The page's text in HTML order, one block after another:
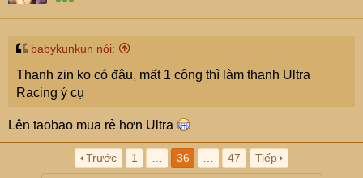
babykunkun nói:
Thanh zin ko có đâu, mất 1 công thì làm thanh Ultra
Racing ý cụ
Lên taobao mua rẻ hơn Ultra
Trước 1 36 47 Tiếp